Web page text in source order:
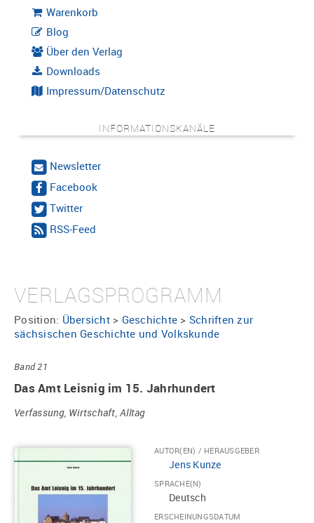
Warenkorb
Blog
Über den Verlag
Downloads
Impressum/Datenschutz
INFORMATIONSKANÄLE
Newsletter
Facebook
Twitter
RSS-Feed
VERLAGSPROGRAMM
Position: Übersicht> Geschichte > Schriften zur
sächsischen Geschichte und Volkskunde
Band 21
Das Amt Leisnig im 15. Jahrhundert
Verfassung, Wirtschaft, Alltag
AUTOR(EN) / HERAUSGEBER
Jens Kunze
SPRACHE(N)
Deutsch
ERSCHEINUNGSDATUM